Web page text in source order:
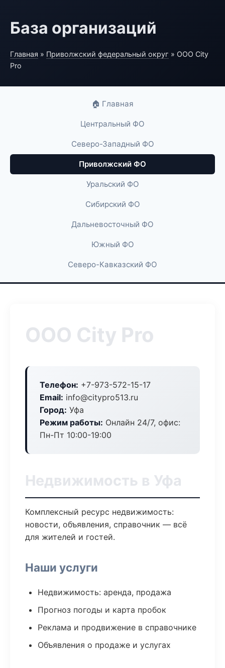
База организаций
Главная » Приволжский федеральный округ » ООО City
Pro
🏠 Главная
Центральный ФО
Северо-Западный ФО
Приволжский ФО
Уральский ФО
Сибирский ФО
Дальневосточный ФО
Южный ФО
Северо-Кавказский ФО
ООО City Pro
Телефон: +7-973-572-15-17
Email: info@citypro513.ru
Город: Уфа
Режим работы: Онлайн 24/7, офис:
Пн-Пт 10:00-19:00
Недвижимость в Уфа
Комплексный ресурс недвижимость:
новости, объявления, справочник — всё
для жителей и гостей.
Наши услуги
Недвижимость: аренда, продажа
Прогноз погоды и карта пробок
Реклама и продвижение в справочнике
Объявления о продаже и услугах